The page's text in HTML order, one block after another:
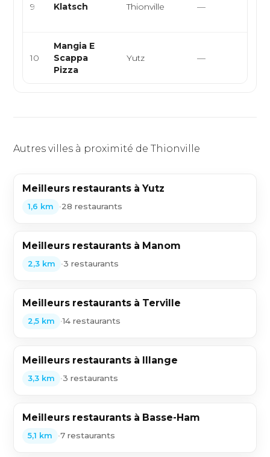
9 Klatsch Thionville —
10
Mangia E
Scappa
Pizza
Yutz —
Autres villes à proximité de Thionville
Meilleurs restaurants à Yutz
1,6 km •28 restaurants
Meilleurs restaurants à Manom
2,3 km •3 restaurants
Meilleurs restaurants à Terville
2,5 km •14 restaurants
Meilleurs restaurants à Illange
3,3 km •3 restaurants
Meilleurs restaurants à Basse-Ham
5,1 km •7 restaurants